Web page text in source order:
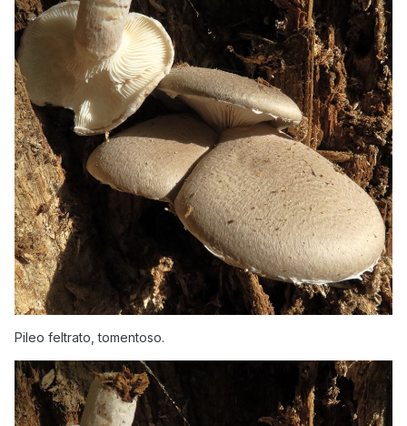
Pileo feltrato, tomentoso.